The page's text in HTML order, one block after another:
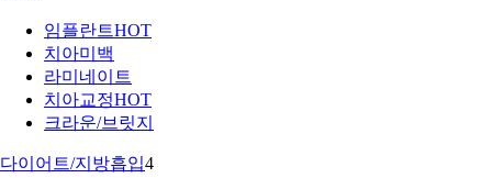
임플란트HOT
치아미백
라미네이트
치아교정HOT
크라운/브릿지
다이어트/지방흡입4